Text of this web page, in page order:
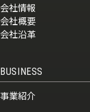
会社情報
会社概要
会社沿革
BUSINESS
事業紹介